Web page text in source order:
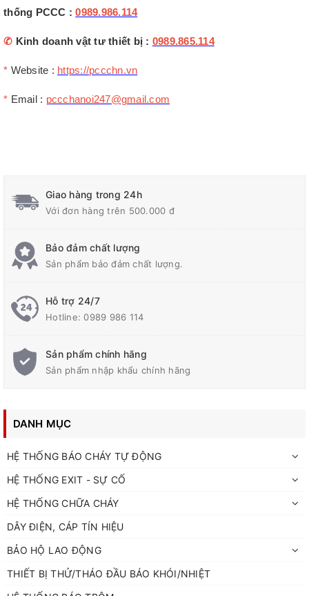
thống PCCC :0989.986.114
✆ Kinh doanh vật tư thiết bị : 0989.865.114
* Website : https://pccchn.vn
* Email : pccchanoi247@gmail.com
Giao hàng trong 24h
Với đơn hàng trên 500.000 đ
Bảo đảm chất lượng
Sản phẩm bảo đảm chất lượng.
Hỗ trợ 24/7
Hotline:0989 986 114
Sản phẩm chính hãng
Sản phẩm nhập khẩu chính hãng
DANH MỤC
HỆ THỐNG BÁO CHÁY TỰ ĐỘNG
HỆ THỐNG EXIT - SỰ CỐ
HỆ THỐNG CHỮA CHÁY
DÂY ĐIỆN, CÁP TÍN HIỆU
BẢO HỘ LAO ĐỘNG
THIẾT BỊ THỬ/THÁO ĐẦU BÁO KHÓI/NHIỆT